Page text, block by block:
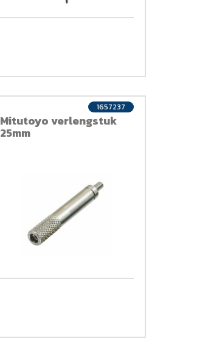
Mitutoyo verlengstuk
25mm
1657237